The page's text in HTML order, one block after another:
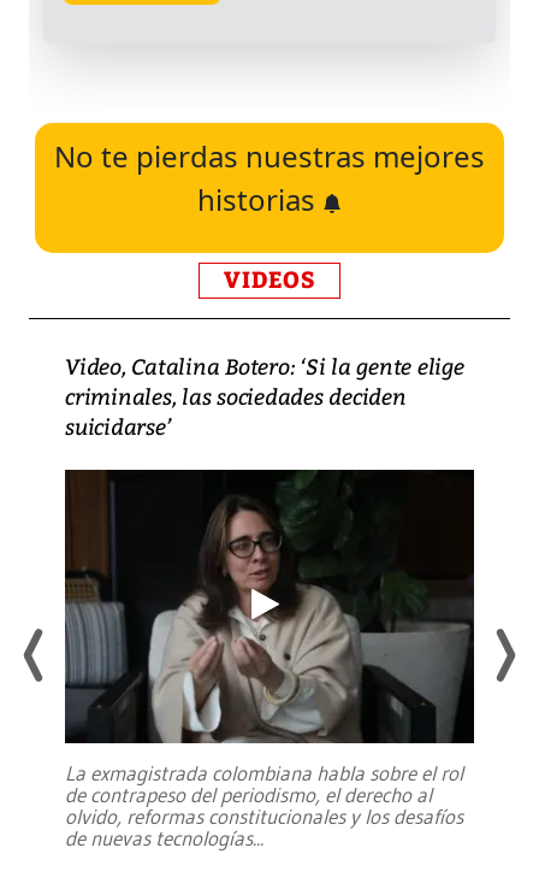
No te pierdas nuestras mejores
historias
VIDEOS
Video, Catalina Botero: ‘Si la gente elige
criminales, las sociedades deciden
suicidarse’
La exmagistrada colombiana habla sobre el rol
de contrapeso del periodismo, el derecho al
olvido, reformas constitucionales y los desafíos
de nuevas tecnologías...